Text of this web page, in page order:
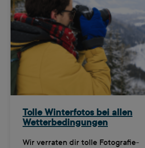
Tolle Winterfotos bei allen
Wetterbedingungen
Wir verraten dir tolle Fotografie-